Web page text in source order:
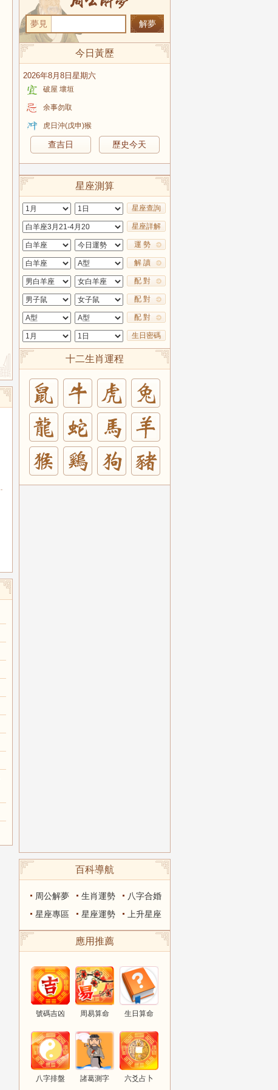
夢見
今日黃歷
2026年8月8日星期六
破屋 壞垣
余事勿取
虎日沖(戊申)猴
查吉日 歷史今天
星座測算
星座查詢
星座詳解
運 勢
解 讀
配 對
配 對
配 對
生日密碼
十二生肖運程
百科導航
周公解夢 生肖運勢
八字合婚
星座專區
星座運勢 上升星座
應用推薦
號碼吉凶 周易算命 生日算命
八字排盤 諸葛測字 六爻占卜